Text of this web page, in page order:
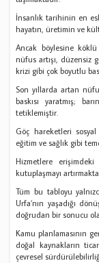
İnsanlık tarihinin en
hayatın, üretimin ve
Ancak böylesine
nüfus artışı, düzensiz
krizi gibi çok boyutlu
Son yıllarda artan
baskısı yaratmış;
tetiklemiştir.
Göç hareketleri
eğitim ve sağlık gibi
Hizmetlere
kutuplaşmayı
Tüm bu tabloyu
Urfa’nın yaşadığı
doğrudan bir sonucu
Kamu planlamasının
doğal kaynakların
çevresel